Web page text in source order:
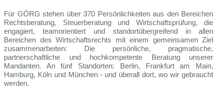
Für GÖRG stehen über 370 Persönlichkeiten aus den Bereichen
Rechtsberatung, Steuerberatung und Wirtschaftsprüfung, die
engagiert, teamorientiert und standortübergreifend in allen
Bereichen des Wirtschaftsrechts mit einem gemeinsamen Ziel
zusammenarbeiten: Die persönliche, pragmatische,
partnerschaftliche und hochkompetente Beratung unserer
Mandanten. An fünf Standorten: Berlin, Frankfurt am Main,
Hamburg, Köln und München - und überall dort, wo wir gebraucht
werden.